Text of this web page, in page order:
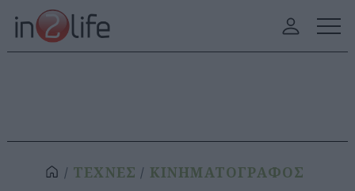
ΤΕΧΝΕΣ ΚΙΝΗΜΑΤΟΓΡΑΦΟΣ